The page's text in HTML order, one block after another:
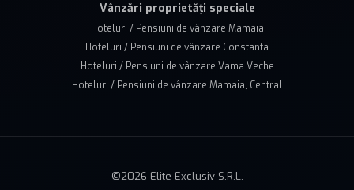
Vânzări proprietăți speciale
Hoteluri / Pensiuni de vânzare Mamaia
Hoteluri / Pensiuni de vânzare Constanta
Hoteluri / Pensiuni de vânzare Vama Veche
Hoteluri / Pensiuni de vânzare Mamaia, Central
©2026 Elite Exclusiv S.R.L.